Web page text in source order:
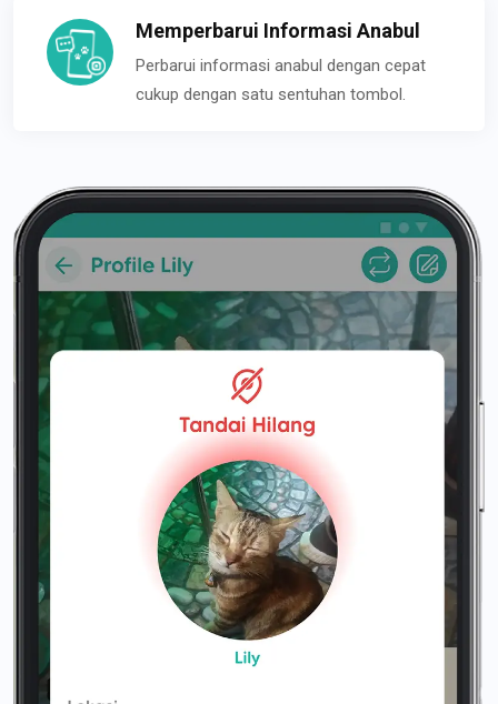
Memperbarui Informasi Anabul
Perbarui informasi anabul dengan cepat
cukup dengan satu sentuhan tombol.